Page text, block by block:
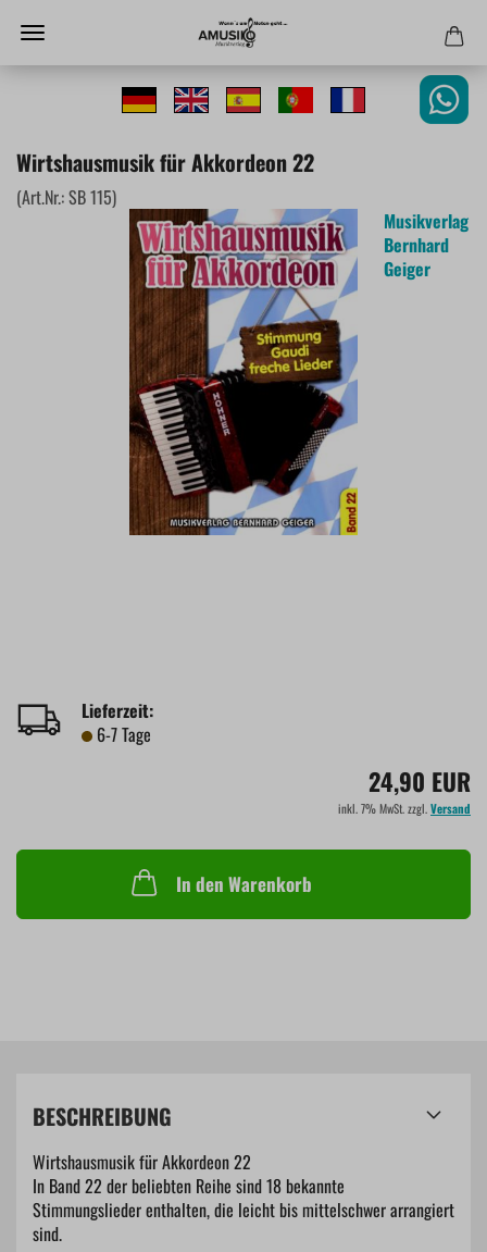
Wirtshausmusik für Akkordeon 22
(Art.Nr.:SB 115)
Musikverlag
Bernhard
Geiger
Lieferzeit:
6-7 Tage
24,90 EUR
inkl. 7% MwSt. zzgl.Versand
In den Warenkorb
BESCHREIBUNG
Wirtshausmusik für Akkordeon 22
In Band 22 der beliebten Reihe sind 18 bekannte
Stimmungslieder enthalten, die leicht bis mittelschwer arrangiert
sind.